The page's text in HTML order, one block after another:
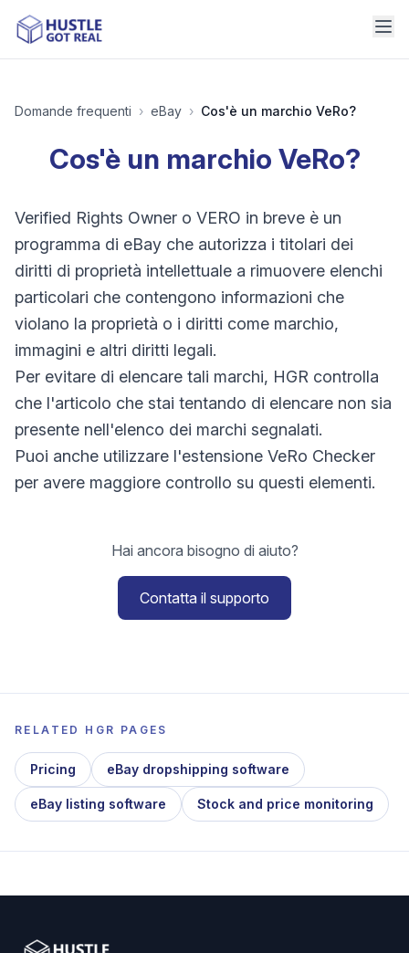
Domande frequenti › eBay › Cos'è un marchio VeRo?
Cos'è un marchio VeRo?
Verified Rights Owner o VERO in breve è un
programma di eBay che autorizza i titolari dei
diritti di proprietà intellettuale a rimuovere elenchi
particolari che contengono informazioni che
violano la proprietà o i diritti come marchio,
immagini e altri diritti legali.
Per evitare di elencare tali marchi, HGR controlla
che l'articolo che stai tentando di elencare non sia
presente nell'elenco dei marchi segnalati.
Puoi anche utilizzare l'estensione VeRo Checker
per avere maggiore controllo su questi elementi.
Hai ancora bisogno di aiuto?
Contatta il supporto
RELATED HGR PAGES
Pricing eBay dropshipping software
eBay listing software Stock and price monitoring